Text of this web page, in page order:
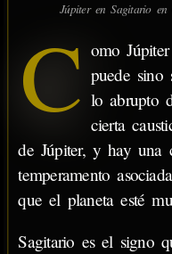
Júpiter en Sagitario
C omo
puede sino
lo abrupto
cierta
de Júpiter, y hay una
temperamento
que el planeta esté
Sagitario es el signo